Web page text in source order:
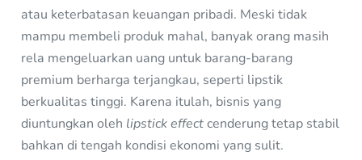
atau keterbatasan keuangan pribadi. Meski tidak
mampu membeli produk mahal, banyak orang masih
rela mengeluarkan uang untuk barang-barang
premium berharga terjangkau, seperti lipstik
berkualitas tinggi. Karena itulah, bisnis yang
diuntungkan oleh lipstick effectcenderung tetap stabil
bahkan di tengah kondisi ekonomi yang sulit.